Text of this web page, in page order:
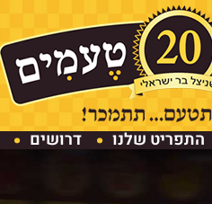
התפריט שלנו דרושים